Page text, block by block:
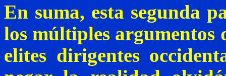
En suma, esta segunda
los múltiples argumentos
elites dirigentes